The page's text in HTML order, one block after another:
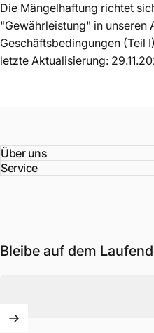
Die Mängelhaftung richtet
"Gewährleistung" in unseren
Geschäftsbedingungen (Teil
letzte Aktualisierung:
Über uns
Service
Bleibe auf dem